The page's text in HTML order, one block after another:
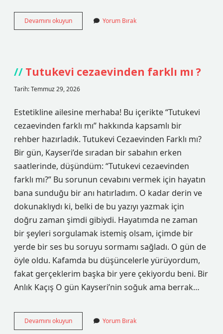
Devamını okuyun6
aylık
kadar
yemeli
Yorum Bırak
Tutukevi cezaevinden farklı mı ?
Tarih: Temmuz 29, 2026
Estetikline ailesine merhaba! Bu içerikte “Tutukevi
cezaevinden farklı mı” hakkında kapsamlı bir
rehber hazırladık. Tutukevi Cezaevinden Farklı mı?
Bir gün, Kayseri’de sıradan bir sabahın erken
saatlerinde, düşündüm: “Tutukevi cezaevinden
farklı mı?” Bu sorunun cevabını vermek için hayatın
bana sunduğu bir anı hatırladım. O kadar derin ve
dokunaklıydı ki, belki de bu yazıyı yazmak için
doğru zaman şimdi gibiydi. Hayatımda ne zaman
bir şeyleri sorgulamak istemiş olsam, içimde bir
yerde bir ses bu soruyu sormamı sağladı. O gün de
öyle oldu. Kafamda bu düşüncelerle yürüyordum,
fakat gerçeklerim başka bir yere çekiyordu beni. Bir
Anlık Kaçış O gün Kayseri’nin soğuk ama berrak…
Devamını okuyunTutukevi
cezaevinden
Yorum Bırak